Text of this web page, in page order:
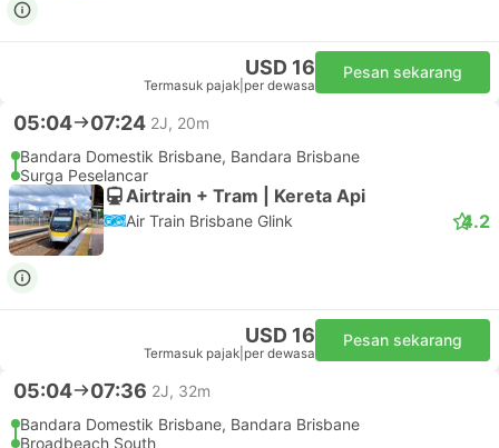
USD 16
Termasuk pajak per dewasa
Pesan sekarang
05:04 07:24 2J, 20m
Bandara Domestik Brisbane, Bandara Brisbane
Surga Peselancar
Airtrain + Tram | Kereta Api
Air Train Brisbane Glink 4.2
USD 16
Termasuk pajak per dewasa
Pesan sekarang
05:04 07:36 2J, 32m
Bandara Domestik Brisbane, Bandara Brisbane
Broadbeach South